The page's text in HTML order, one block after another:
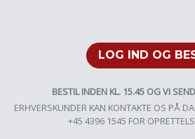
LOG IND OG
BESTIL INDEN KL. 15.45 OG VI
ERHVERSKUNDER KAN KONTAKTE OS PÅ
+45 4396 1545 FOR